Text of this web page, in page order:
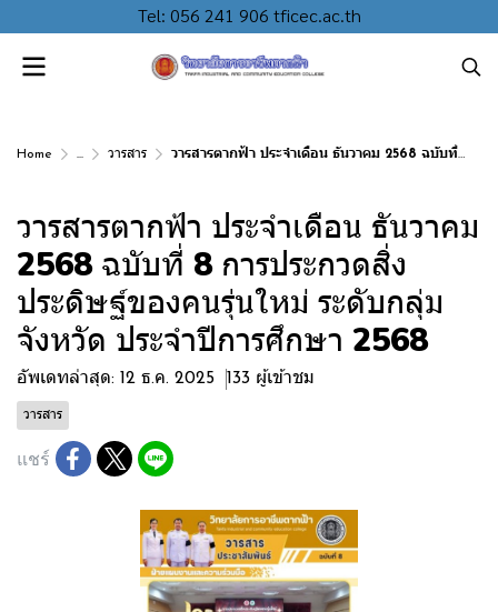
Tel: 056 241 906 tficec.ac.th
Home ... วารสาร วารสารตากฟ้า ประจำเดือน ธันวาคม 2568 ฉบับที่ 8 การประกวดสิ่งประดิษฐ์ของคนรุ่นใหม่ ระดับกลุ่มจังหวัด ประจำปีการศึกษา 2568
วารสารตากฟ้า ประจำเดือน ธันวาคม
2568 ฉบับที่ 8 การประกวดสิ่ง
ประดิษฐ์ของคนรุ่นใหม่ ระดับกลุ่ม
จังหวัด ประจำปีการศึกษา 2568
อัพเดทล่าสุด: 12 ธ.ค. 2025 133 ผู้เข้าชม
วารสาร
แชร์